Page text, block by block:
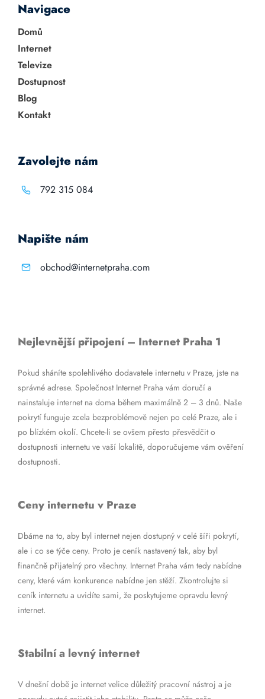
Navigace
Domů
Internet
Televize
Dostupnost
Blog
Kontakt
Zavolejte nám
792 315 084
Napište nám
obchod@internetpraha.com
Nejlevnější připojení – Internet Praha 1
Pokud sháníte spolehlivého dodavatele internetu v Praze, jste na
správné adrese. Společnost Internet Praha vám doručí a
nainstaluje internet na doma během maximálně 2 – 3 dnů. Naše
pokrytí funguje zcela bezproblémově nejen po celé Praze, ale i
po blízkém okolí. Chcete-li se ovšem přesto přesvědčit o
dostupnosti internetu ve vaší lokalitě, doporučujeme vám ověření
dostupnosti.
Ceny internetu v Praze
Dbáme na to, aby byl internet nejen dostupný v celé šíři pokrytí,
ale i co se týče ceny. Proto je ceník nastavený tak, aby byl
finančně přijatelný pro všechny. Internet Praha vám tedy nabídne
ceny, které vám konkurence nabídne jen stěží. Zkontrolujte si
ceník internetu a uvidíte sami, že poskytujeme opravdu levný
internet.
Stabilní a levný internet
V dnešní době je internet velice důležitý pracovní nástroj a je